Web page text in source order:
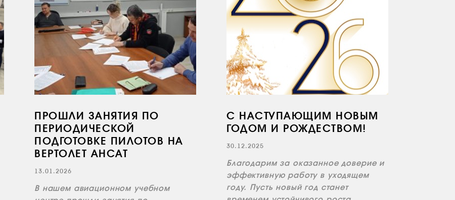
ПРОШЛИ ЗАНЯТИЯ ПО
ПЕРИОДИЧЕСКОЙ
ПОДГОТОВКЕ ПИЛОТОВ НА
ВЕРТОЛЕТ АНСАТ
13.01.2026
В нашем авиационном учебном
С НАСТУПАЮЩИМ НОВЫМ
ГОДОМ И РОЖДЕСТВОМ!
30.12.2025
Благодарим за оказанное доверие и
эффективную работу в уходящем
году. Пусть новый год станет